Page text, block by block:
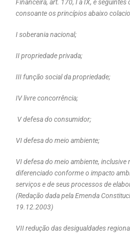
Financeira, art. 170, I a IX, e seguintes
consoante os princípios abaixo
I soberania nacional;
II propriedade privada;
III função social da propriedade;
IV livre concorrência;
V defesa do consumidor;
VI defesa do meio ambiente;
VI defesa do meio ambiente, inclusive
diferenciado conforme o impacto
serviços e de seus processos de
(Redação dada pela Emenda
19.12.2003)
VII redução das desigualdades